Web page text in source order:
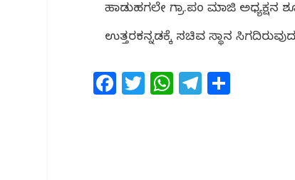
ಹಾಡುಹಗಲೇ ಗ್ರಾ.ಪಂ ಮಾಜಿ
ಉತ್ತರಕನ್ನಡಕ್ಕೆ ಸಚಿವ ಸ್ಥಾನ
F T W T